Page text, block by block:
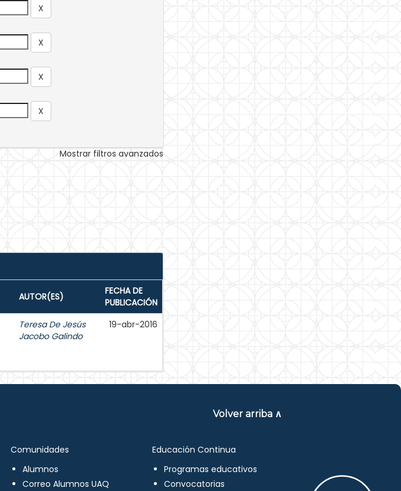
Mostrar filtros avanzados
AUTOR(ES)
FECHA DE
PUBLICACIÓN
Teresa De Jesús
Jacobo Galindo
19-abr-2016
Volver arriba ∧
Comunidades
Alumnos
Correo Alumnos UAQ
Educación Continua
Programas educativos
Convocatorias